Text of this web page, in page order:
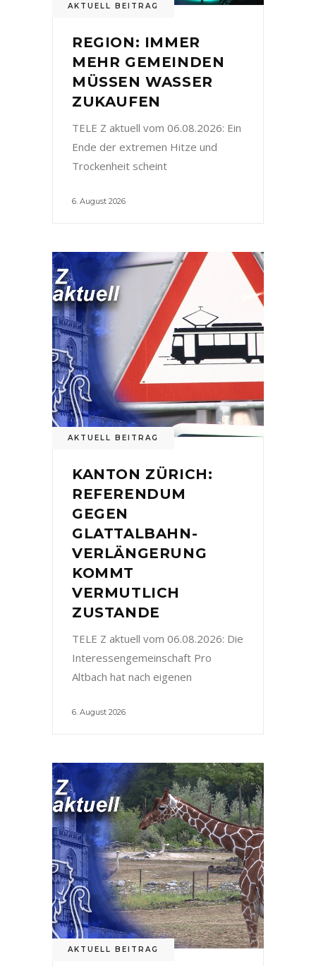
AKTUELL BEITRAG
REGION: IMMER
MEHR GEMEINDEN
MÜSSEN WASSER
ZUKAUFEN
TELE Z aktuell vom 06.08.2026: Ein
Ende der extremen Hitze und
Trockenheit scheint
6. August 2026
AKTUELL BEITRAG
KANTON ZÜRICH:
REFERENDUM
GEGEN
GLATTALBAHN-
VERLÄNGERUNG
KOMMT
VERMUTLICH
ZUSTANDE
TELE Z aktuell vom 06.08.2026: Die
Interessengemeinschaft Pro
Altbach hat nach eigenen
6. August 2026
AKTUELL BEITRAG